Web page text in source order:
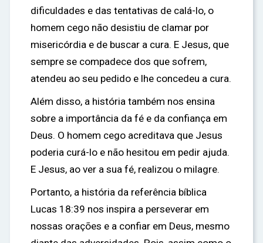
dificuldades e das tentativas de calá-lo, o
homem cego não desistiu de clamar por
misericórdia e de buscar a cura. E Jesus, que
sempre se compadece dos que sofrem,
atendeu ao seu pedido e lhe concedeu a cura.
Além disso, a história também nos ensina
sobre a importância da fé e da confiança em
Deus. O homem cego acreditava que Jesus
poderia curá-lo e não hesitou em pedir ajuda.
E Jesus, ao ver a sua fé, realizou o milagre.
Portanto, a história da referência bíblica
Lucas 18:39 nos inspira a perseverar em
nossas orações e a confiar em Deus, mesmo